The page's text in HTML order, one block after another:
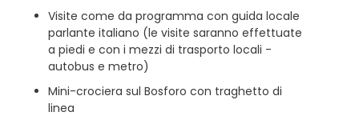
Visite come da programma con guida locale
parlante italiano (le visite saranno effettuate
a piedi e con i mezzi di trasporto locali -
autobus e metro)
Mini-crociera sul Bosforo con traghetto di
linea